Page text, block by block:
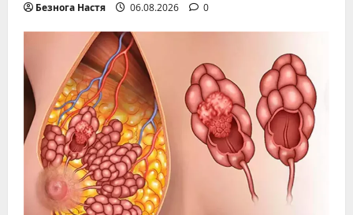
Безнога Настя 06.08.2026 0